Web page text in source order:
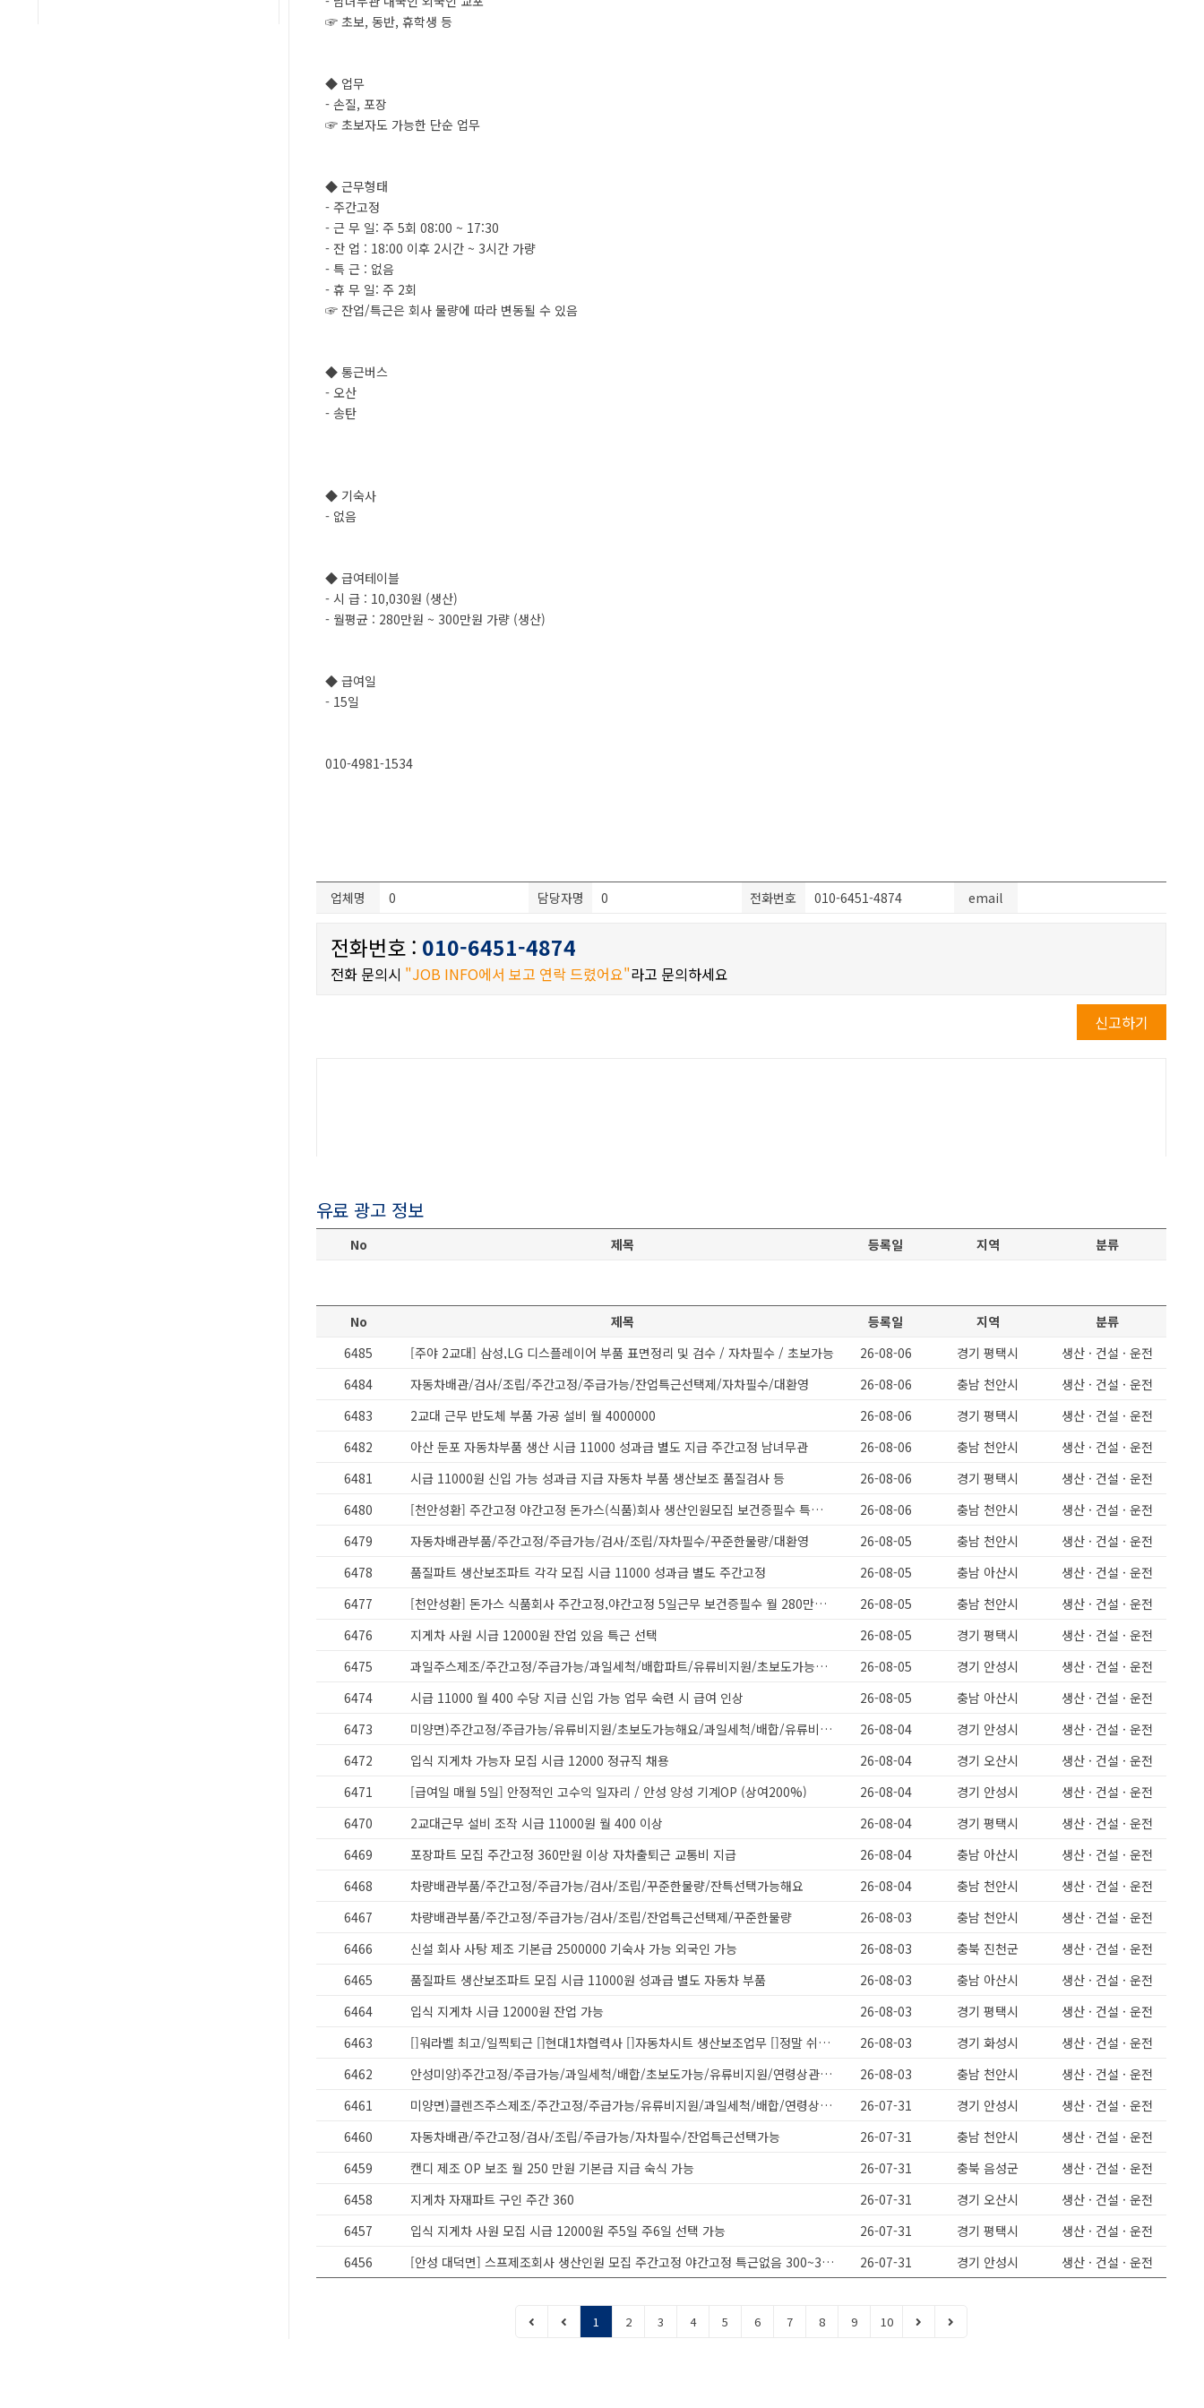
☞ 초보, 동반, 휴학생 등
◆ 업무
- 손질, 포장
☞ 초보자도 가능한 단순 업무
◆ 근무형태
- 주간고정
- 근 무 일: 주 5회 08:00 ~ 17:30
- 잔 업 : 18:00 이후 2시간 ~ 3시간 가량
- 특 근 : 없음
- 휴 무 일: 주 2회
☞ 잔업/특근은 회사 물량에 따라 변동될 수 있음
◆ 통근버스
- 오산
- 송탄
◆ 기숙사
- 없음
◆ 급여테이블
- 시 급 : 10,030원 (생산)
- 월평균 : 280만원 ~ 300만원 가량 (생산)
◆ 급여일
- 15일
010-4981-1534
업체명 0 담당자명 0 전화번호 010-6451-4874 email
전화번호 : 010-6451-4874
전화 문의시 "JOB INFO에서 보고 연락 드렸어요"라고 문의하세요
신고하기
유료 광고 정보
No 제목 등록일 지역 분류
No 제목 등록일 지역
분류
6485
[주야 2교대] 삼성,LG 디스플레이어 부품 표면정리 및 검수 / 자차필수 / 초보가능 26-08-06 경기 평택시
생산 · 건설 · 운전
6484
자동차배관/검사/조립/주간고정/주급가능/잔업특근선택제/자차필수/대환영 26-08-06 충남 천안시
생산 · 건설 · 운전
6483
2교대 근무 반도체 부품 가공 설비 월 4000000 26-08-06 경기 평택시
생산 · 건설 · 운전
6482
아산 둔포 자동차부품 생산 시급 11000 성과급 별도 지급 주간고정 남녀무관 26-08-06 충남 천안시
생산 · 건설 · 운전
6481
시급 11000원 신입 가능 성과급 지급 자동차 부품 생산보조 품질검사 등 26-08-06 경기 평택시
생산 · 건설 · 운전
6480
[천안성환] 주간고정 야간고정 돈가스(식품)회사 생산인원모집 보건증필수 특근없음 급구 330만원 26-08-06 충남 천안시
생산 · 건설 · 운전
6479
자동차배관부품/주간고정/주급가능/검사/조립/자차필수/꾸준한물량/대환영 26-08-05 충남 천안시
생산 · 건설 · 운전
6478
품질파트 생산보조파트 각각 모집 시급 11000 성과급 별도 주간고정 26-08-05 충남 아산시
생산 · 건설 · 운전
6477
[천안성환] 돈가스 식품회사 주간고정,야간고정 5일근무 보건증필수 월 280만원이상 26-08-05 충남 천안시
생산 · 건설 · 운전
6476
지게차 사원 시급 12000원 잔업 있음 특근 선택 26-08-05 경기 평택시
생산 · 건설 · 운전
6475
과일주스제조/주간고정/주급가능/과일세척/배합파트/유류비지원/초보도가능해요 26-08-05 경기 안성시
생산 · 건설 · 운전
6474
시급 11000 월 400 수당 지급 신입 가능 업무 숙련 시 급여 인상 26-08-05 충남 아산시
생산 · 건설 · 운전
6473
미양면)주간고정/주급가능/유류비지원/초보도가능해요/과일세척/배합/유류비지원 26-08-04 경기 안성시
생산 · 건설 · 운전
6472
입식 지게차 가능자 모집 시급 12000 정규직 채용 26-08-04 경기 오산시
생산 · 건설 · 운전
6471
[급여일 매월 5일] 안정적인 고수익 일자리 / 안성 양성 기계OP (상여200%) 26-08-04 경기 안성시
생산 · 건설 · 운전
6470
2교대근무 설비 조작 시급 11000원 월 400 이상 26-08-04 경기 평택시
생산 · 건설 · 운전
6469
포장파트 모집 주간고정 360만원 이상 자차출퇴근 교통비 지급 26-08-04 충남 아산시
생산 · 건설 · 운전
6468
차량배관부품/주간고정/주급가능/검사/조립/꾸준한물량/잔특선택가능해요 26-08-04 충남 천안시
생산 · 건설 · 운전
6467
차량배관부품/주간고정/주급가능/검사/조립/잔업특근선택제/꾸준한물량 26-08-03 충남 천안시
생산 · 건설 · 운전
6466
신설 회사 사탕 제조 기본급 2500000 기숙사 가능 외국인 가능 26-08-03 충북 진천군
생산 · 건설 · 운전
6465
품질파트 생산보조파트 모집 시급 11000원 성과급 별도 자동차 부품 26-08-03 충남 아산시
생산 · 건설 · 운전
6464
입식 지게차 시급 12000원 잔업 가능 26-08-03 경기 평택시
생산 · 건설 · 운전
6463
[]워라벨 최고/일찍퇴근 []현대1차협력사 []자동차시트 생산보조업무 []정말 쉬운 업무 26-08-03 경기 화성시
생산 · 건설 · 운전
6462
안성미양)주간고정/주급가능/과일세척/배합/초보도가능/유류비지원/연령상관없어요 26-08-03 충남 천안시
생산 · 건설 · 운전
6461
미양면)클렌즈주스제조/주간고정/주급가능/유류비지원/과일세척/배합/연령상관없어요 26-07-31 경기 안성시
생산 · 건설 · 운전
6460
자동차배관/주간고정/검사/조립/주급가능/자차필수/잔업특근선택가능 26-07-31 충남 천안시
생산 · 건설 · 운전
6459
캔디 제조 OP 보조 월 250 만원 기본급 지급 숙식 가능 26-07-31 충북 음성군
생산 · 건설 · 운전
6458
지게차 자재파트 구인 주간 360 26-07-31 경기 오산시
생산 · 건설 · 운전
6457
입식 지게차 사원 모집 시급 12000원 주5일 주6일 선택 가능 26-07-31 경기 평택시
생산 · 건설 · 운전
6456
[안성 대덕면] 스프제조회사 생산인원 모집 주간고정 야간고정 특근없음 300~360만 보건증 필수 자차필수 26-07-31 경기 안성시 생산 · 건설 · 운전
1 2 3 4 5 6 7 8 9 10